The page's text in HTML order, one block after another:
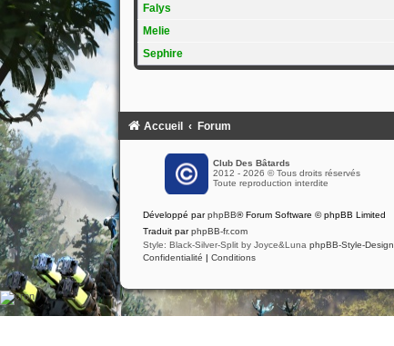
Falys
Melie
Sephire
Accueil Forum
Club Des Bâtards
2012 - 2026 © Tous droits réservés
Toute reproduction interdite
Développé parphpBB® Forum Software © phpBB Limited
Traduit parphpBB-fr.com
Style: Black-Silver-Split by Joyce&Luna phpBB-Style-Design
Confidentialité | Conditions